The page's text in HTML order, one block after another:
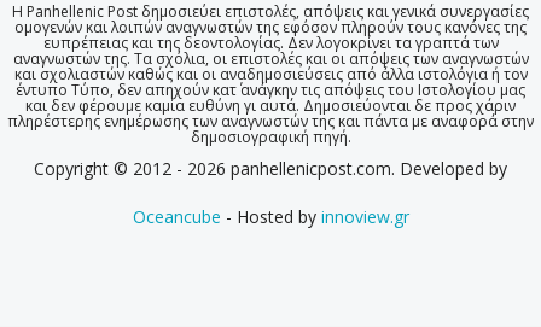
Η Panhellenic Post δημοσιεύει επιστολές, απόψεις και γενικά συνεργασίες
ομογενών και λοιπών αναγνωστών της εφόσον πληρούν τους κανόνες της
ευπρέπειας και της δεοντολογίας. Δεν λογοκρίνει τα γραπτά των
αναγνωστών της. Τα σχόλια, οι επιστολές και οι απόψεις των αναγνωστών
και σχολιαστών καθώς και οι αναδημοσιεύσεις από άλλα ιστολόγια ή τον
έντυπο Τύπο, δεν απηχούν κατ΄ ανάγκην τις απόψεις του Ιστολογίου μας
και δεν φέρουμε καμία ευθύνη γι αυτά. Δημοσιεύονται δε προς χάριν
πληρέστερης ενημέρωσης των αναγνωστών της και πάντα με αναφορά στην
δημοσιογραφική πηγή.
Copyright © 2012 - 2026 panhellenicpost.com. Developed by
Oceancube - Hosted by innoview.gr